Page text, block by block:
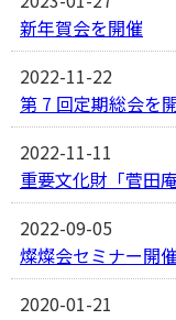
新年賀会を開催
2022-11-22
第 7 回定期総会を
2022-11-11
重要文化財「菅田
2022-09-05
燦燦会セミナー開
2020-01-21